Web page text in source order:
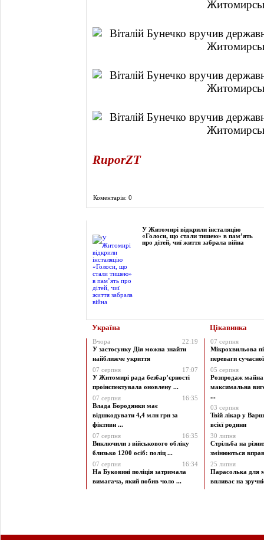
RuporZT
Коментарів: 0
У Житомирі відкрили інсталяцію
«Голоси, що стали тишею» в пам’ять
про дітей, чиї життя забрала війна
Україна Цікавинка
Вчора
22:19
У застосунку Дія можна знайти
найближче укриття
07 серпня
17:07
У Житомирі рада безбар’єрності
проінспектувала оновлену ...
07 серпня
16:35
Влада Бородянки має
відшкодувати 4,4 млн грн за
фіктивн ...
07 серпня
16:35
Виключили з військового обліку
близько 1200 осіб: поліц ...
07 серпня
16:34
На Буковині поліція затримала
вимагача, який побив чоло ...
07 серпня
Мікрохвильова
переваги
05 серпня
Розпродаж майна
максимальна
...
03 серпня
Твій лікар у
всієї родини
30 липня
Стрільба на
змінюються
25 липня
Парасолька для
впливає на